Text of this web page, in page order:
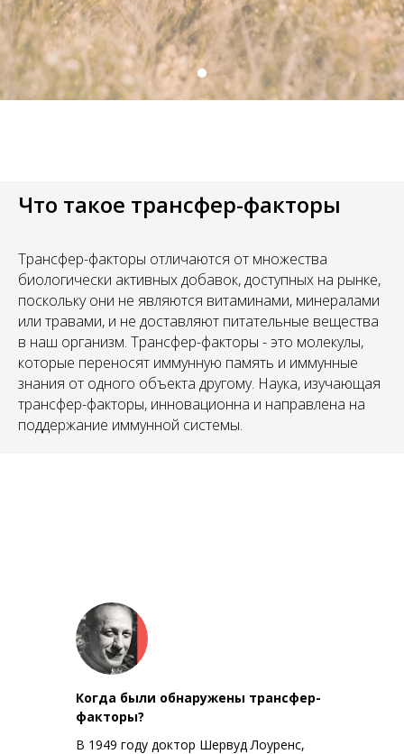
Что такое трансфер-факторы
Трансфер-факторы отличаются от множества
биологически активных добавок, доступных на рынке,
поскольку они не являются витаминами, минералами
или травами, и не доставляют питательные вещества
в наш организм. Трансфер-факторы - это молекулы,
которые переносят иммунную память и иммунные
знания от одного объекта другому. Наука, изучающая
трансфер-факторы, инновационна и направлена на
поддержание иммунной системы.
Когда были обнаружены трансфер-
факторы?
В 1949 году доктор Шервуд Лоуренс,